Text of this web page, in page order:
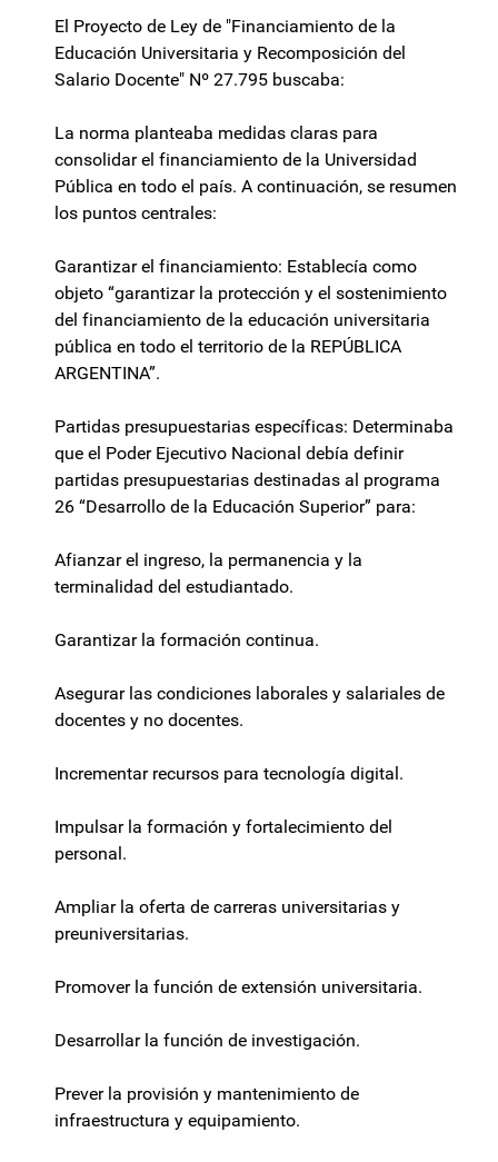
El Proyecto de Ley de "Financiamiento de la
Educación Universitaria y Recomposición del
Salario Docente" Nº 27.795 buscaba:
La norma planteaba medidas claras para
consolidar el financiamiento de la Universidad
Pública en todo el país. A continuación, se resumen
los puntos centrales:
Garantizar el financiamiento: Establecía como
objeto “garantizar la protección y el sostenimiento
del financiamiento de la educación universitaria
pública en todo el territorio de la REPÚBLICA
ARGENTINA”.
Partidas presupuestarias específicas: Determinaba
que el Poder Ejecutivo Nacional debía definir
partidas presupuestarias destinadas al programa
26 “Desarrollo de la Educación Superior” para:
Afianzar el ingreso, la permanencia y la
terminalidad del estudiantado.
Garantizar la formación continua.
Asegurar las condiciones laborales y salariales de
docentes y no docentes.
Incrementar recursos para tecnología digital.
Impulsar la formación y fortalecimiento del
personal.
Ampliar la oferta de carreras universitarias y
preuniversitarias.
Promover la función de extensión universitaria.
Desarrollar la función de investigación.
Prever la provisión y mantenimiento de
infraestructura y equipamiento.